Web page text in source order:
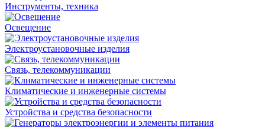
Инструменты, техника
Освещение
Электроустановочные изделия
Связь, телекоммуникации
Климатические и инженерные системы
Устройства и средства безопасности